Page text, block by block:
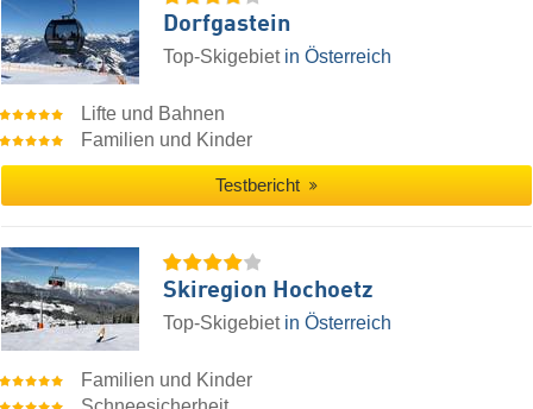
Dorfgastein
Top-Skigebiet in Österreich
Lifte und Bahnen
Familien und Kinder
Testbericht
Skiregion Hochoetz
Top-Skigebiet in Österreich
Familien und Kinder